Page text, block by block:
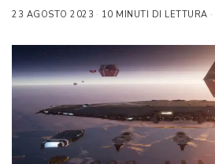
23 AGOSTO 2023 10 MINUTI DI LETTURA